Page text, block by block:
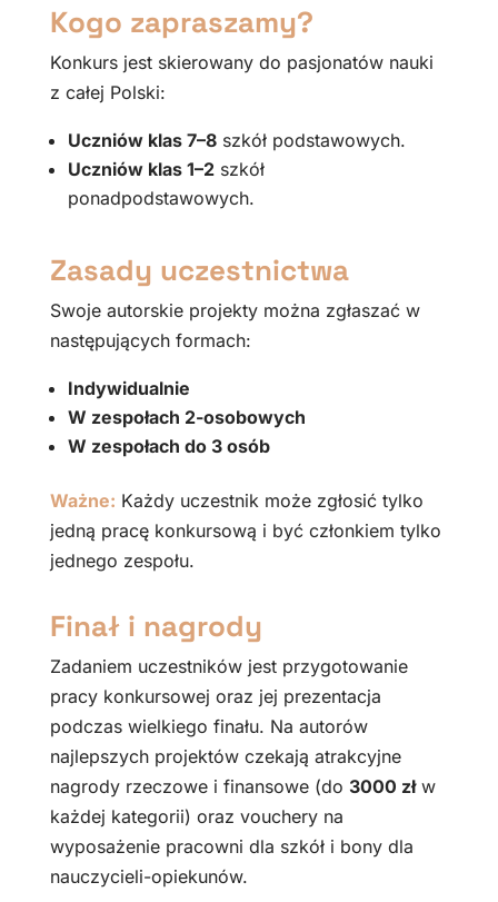
Kogo zapraszamy?
Konkurs jest skierowany do pasjonatów nauki
z całej Polski:
Uczniów klas 7–8szkół podstawowych.
Uczniów klas 1–2szkół
ponadpodstawowych.
Zasady uczestnictwa
Swoje autorskie projekty można zgłaszać w
następujących formach:
Indywidualnie
W zespołach 2-osobowych
W zespołach do 3 osób
Ważne: Każdy uczestnik może zgłosić tylko
jedną pracę konkursową i być członkiem tylko
jednego zespołu.
Finał i nagrody
Zadaniem uczestników jest przygotowanie
pracy konkursowej oraz jej prezentacja
podczas wielkiego finału. Na autorów
najlepszych projektów czekają atrakcyjne
nagrody rzeczowe i finansowe (do 3000 złw
każdej kategorii) oraz vouchery na
wyposażenie pracowni dla szkół i bony dla
nauczycieli-opiekunów.